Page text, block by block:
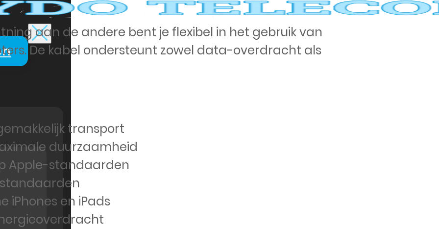
aan de andere bent je flexibel in het gebruik van
De kabel ondersteunt zowel data-overdracht als
transport
duurzaamheid
Apple-standaarden
iPhones en iPads